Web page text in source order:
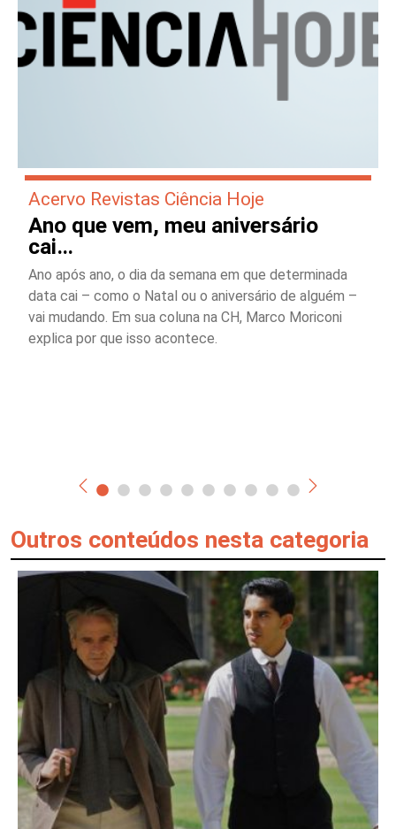
Acervo Revistas Ciência Hoje
Ano que vem, meu aniversário
cai…
Ano após ano, o dia da semana em que determinada
data cai – como o Natal ou o aniversário de alguém –
vai mudando. Em sua coluna na CH, Marco Moriconi
explica por que isso acontece.
Outros conteúdos nesta categoria